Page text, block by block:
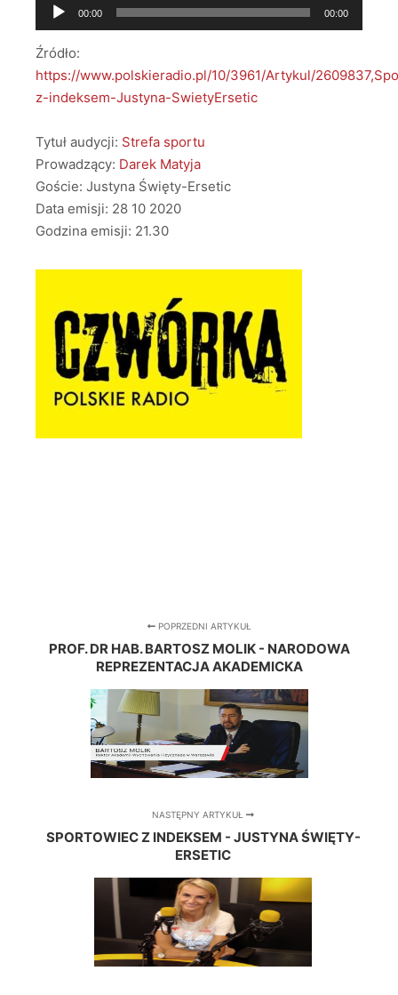
Odtwarzacz
plików
dźwiękowych
00:00 00:00
Źródło:
https://www.polskieradio.pl/10/3961/Artykul/
z-indeksem-Justyna-SwietyErsetic
Tytuł audycji: Strefa sportu
Prowadzący: Darek Matyja
Goście: Justyna Święty-Ersetic
Data emisji: 28 10 2020
Godzina emisji: 21.30
POPRZEDNI ARTYKUŁ
PROF. DR HAB. BARTOSZ MOLIK - NARODOWA
REPREZENTACJA AKADEMICKA
NASTĘPNY ARTYKUŁ
SPORTOWIEC Z INDEKSEM - JUSTYNA ŚWIĘTY-
ERSETIC